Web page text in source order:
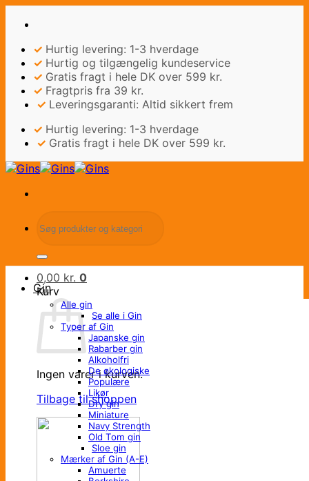
✓ Hurtig levering: 1-3 hverdage
✓ Hurtig og tilgængelig kundeservice
✓ Gratis fragt i hele DK over 599 kr.
✓ Fragtpris fra 39 kr.
✓ Leveringsgaranti: Altid sikkert frem
✓ Hurtig levering: 1-3 hverdage
✓ Gratis fragt i hele DK over 599 kr.
efter:
0,00 kr. 0
Kurv
Ingen varer i kurven.
Tilbage til shoppen
Gin
Alle gin
Se alle i Gin
Typer af Gin
Japanske gin
Rabarber gin
Alkoholfri
De økologiske
Populære
Likør
Dry gin
Miniature
Navy Strength
Old Tom gin
Sloe gin
Mærker af Gin (A-E)
Amuerte